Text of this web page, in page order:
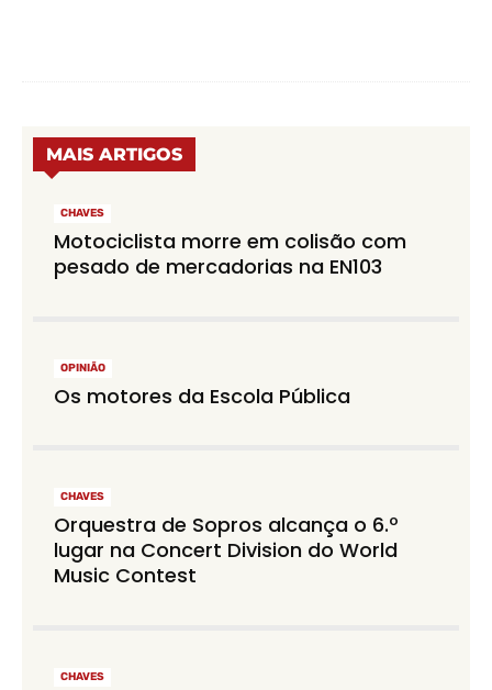
MAIS ARTIGOS
CHAVES
Motociclista morre em colisão com
pesado de mercadorias na EN103
OPINIÃO
Os motores da Escola Pública
CHAVES
Orquestra de Sopros alcança o 6.º
lugar na Concert Division do World
Music Contest
CHAVES